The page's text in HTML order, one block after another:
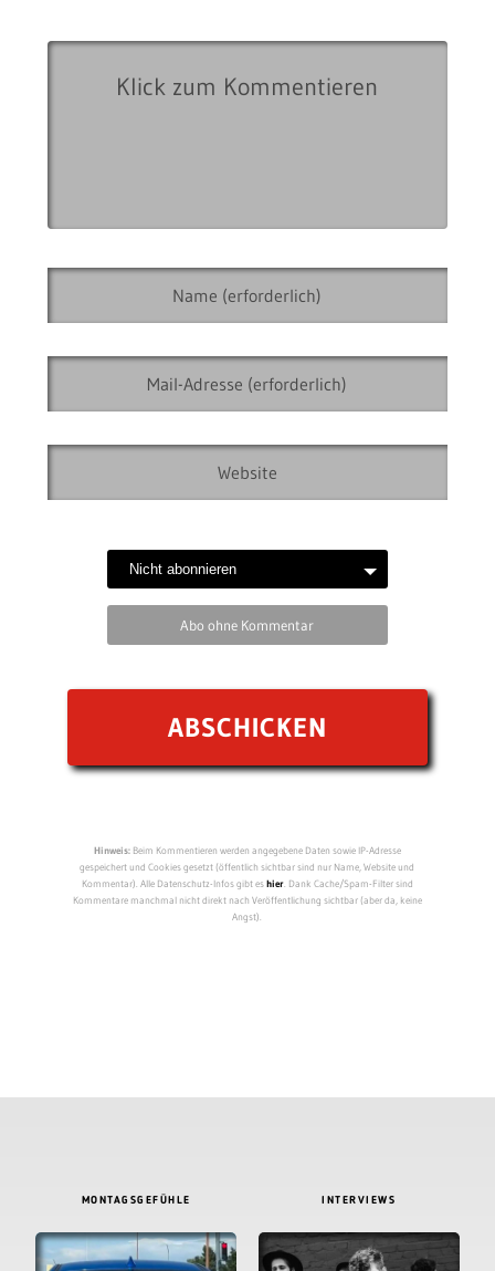
Abo ohne Kommentar
Hinweis:Beim Kommentieren werden angegebene Daten sowie IP-Adresse
gespeichert und Cookies gesetzt (öffentlich sichtbar sind nur Name, Website und
Kommentar). Alle Datenschutz-Infos gibt eshier. Dank Cache/Spam-Filter sind
Kommentare manchmal nicht direkt nach Veröffentlichung sichtbar (aber da, keine
Angst).
MONTAGSGEFÜHLE INTERVIEWS